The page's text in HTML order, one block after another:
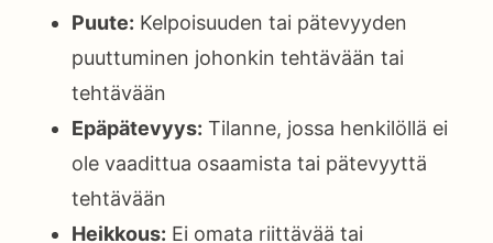
Puute: Kelpoisuuden tai pätevyyden
puuttuminen johonkin tehtävään tai
tehtävään
Epäpätevyys: Tilanne, jossa henkilöllä ei
ole vaadittua osaamista tai pätevyyttä
tehtävään
Heikkous: Ei omata riittävää tai